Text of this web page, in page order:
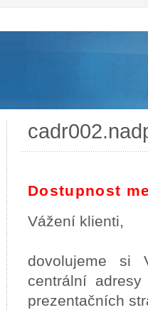
Dostupnost
Vážení klienti,
dovolujeme si
centrální
prezentačních